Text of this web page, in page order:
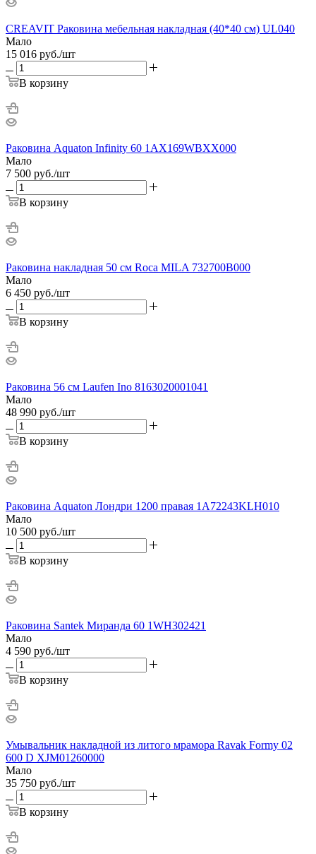
CREAVIT Раковина мебельная накладная (40*40 см) UL040
Мало
15 016 руб./шт
В корзину
Раковина Aquaton Infinity 60 1AX169WBXX000
Мало
7 500 руб./шт
В корзину
Раковина накладная 50 см Roca MILA 732700B000
Мало
6 450 руб./шт
В корзину
Раковина 56 см Laufen Ino 8163020001041
Мало
48 990 руб./шт
В корзину
Раковина Aquaton Лондри 1200 правая 1A72243KLH010
Мало
10 500 руб./шт
В корзину
Раковина Santek Миранда 60 1WH302421
Мало
4 590 руб./шт
В корзину
Умывальник накладной из литого мрамора Ravak Formy 02
600 D XJM01260000
Мало
35 750 руб./шт
В корзину